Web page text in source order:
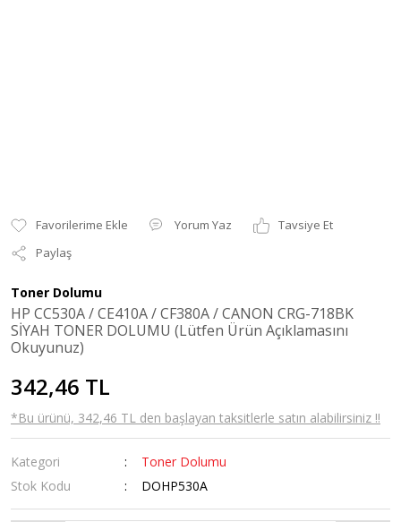
Yorum Yaz
Tavsiye Et
Paylaş
Toner Dolumu
HP CC530A / CE410A / CF380A / CANON CRG-718BK
SİYAH TONER DOLUMU (Lütfen Ürün Açıklamasını
Okuyunuz)
342,46 TL
*Bu ürünü, 342,46 TL den başlayan taksitlerle satın alabilirsiniz !!
Kategori
Toner Dolumu
Stok Kodu
DOHP530A